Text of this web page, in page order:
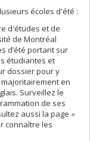
écoles d'été :
d'études et de
de Montréal
d’été portant sur
étudiantes et
dossier pour y
en
Surveillez le
de ses
aussi la page «
connaître les